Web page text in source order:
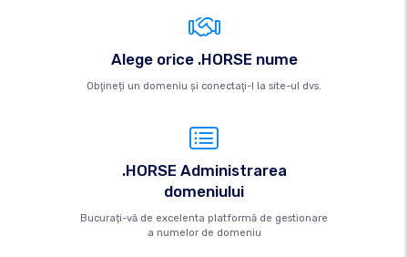
Alege orice .HORSE nume
Obţineți un domeniu şi conectaţi-l la site-ul dvs.
.HORSE Administrarea
domeniului
Bucurați-vă de excelenta platformă de gestionare
a numelor de domeniu